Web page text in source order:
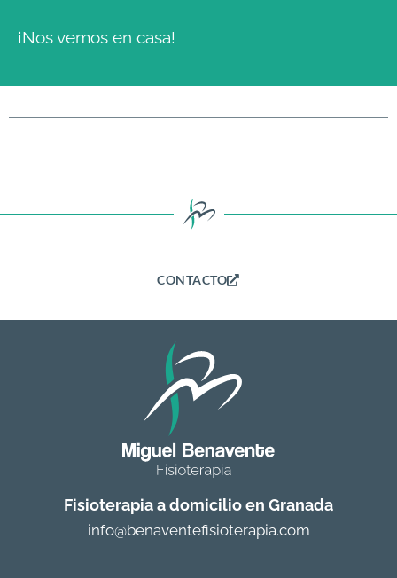
¡Nos vemos en casa!
CONTACTO
Fisioterapia a domicilio en Granada
info@benaventefisioterapia.com